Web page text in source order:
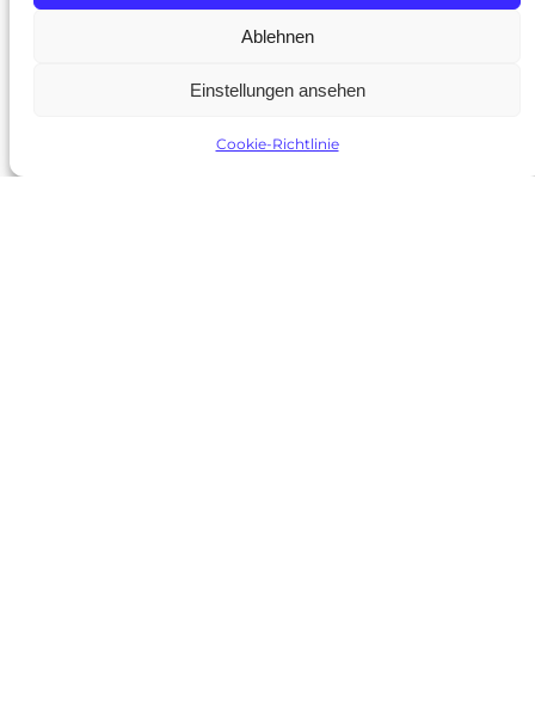
Ablehnen
Einstellungen ansehen
Cookie-Richtlinie